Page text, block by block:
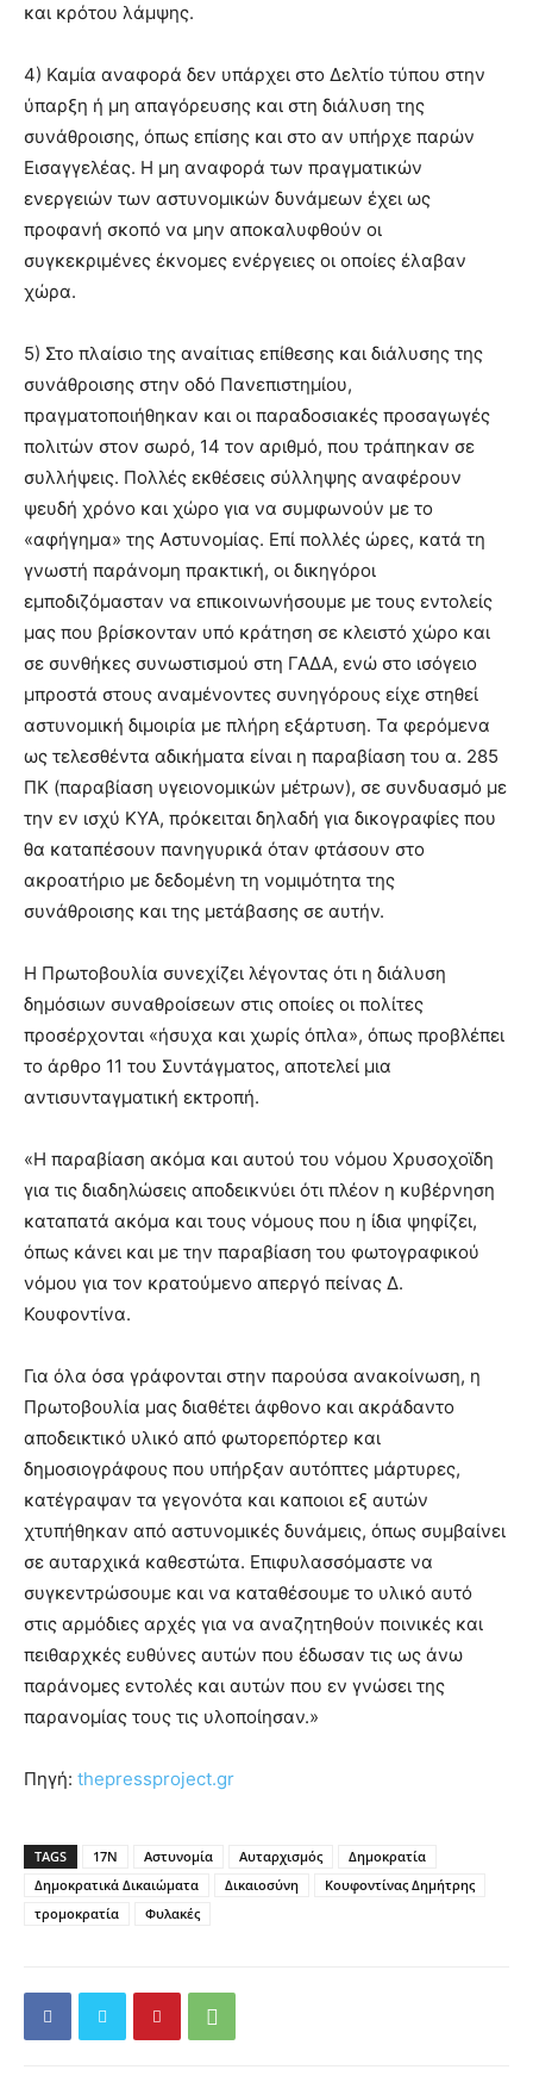
και κρότου λάμψης.
4) Καμία αναφορά δεν υπάρχει στο Δελτίο τύπου στην
ύπαρξη ή μη απαγόρευσης και στη διάλυση της
συνάθροισης, όπως επίσης και στο αν υπήρχε παρών
Εισαγγελέας. Η μη αναφορά των πραγματικών
ενεργειών των αστυνομικών δυνάμεων έχει ως
προφανή σκοπό να μην αποκαλυφθούν οι
συγκεκριμένες έκνομες ενέργειες οι οποίες έλαβαν
χώρα.
5) Στο πλαίσιο της αναίτιας επίθεσης και διάλυσης της
συνάθροισης στην οδό Πανεπιστημίου,
πραγματοποιήθηκαν και οι παραδοσιακές προσαγωγές
πολιτών στον σωρό, 14 τον αριθμό, που τράπηκαν σε
συλλήψεις. Πολλές εκθέσεις σύλληψης αναφέρουν
ψευδή χρόνο και χώρο για να συμφωνούν με το
«αφήγημα» της Αστυνομίας. Επί πολλές ώρες, κατά τη
γνωστή παράνομη πρακτική, οι δικηγόροι
εμποδιζόμασταν να επικοινωνήσουμε με τους εντολείς
μας που βρίσκονταν υπό κράτηση σε κλειστό χώρο και
σε συνθήκες συνωστισμού στη ΓΑΔΑ, ενώ στο ισόγειο
μπροστά στους αναμένοντες συνηγόρους είχε στηθεί
αστυνομική διμοιρία με πλήρη εξάρτυση. Τα φερόμενα
ως τελεσθέντα αδικήματα είναι η παραβίαση του α. 285
ΠΚ (παραβίαση υγειονομικών μέτρων), σε συνδυασμό με
την εν ισχύ ΚΥΑ, πρόκειται δηλαδή για δικογραφίες που
θα καταπέσουν πανηγυρικά όταν φτάσουν στο
ακροατήριο με δεδομένη τη νομιμότητα της
συνάθροισης και της μετάβασης σε αυτήν.
Η Πρωτοβουλία συνεχίζει λέγοντας ότι η διάλυση
δημόσιων συναθροίσεων στις οποίες οι πολίτες
προσέρχονται «ήσυχα και χωρίς όπλα», όπως προβλέπει
το άρθρο 11 του Συντάγματος, αποτελεί μια
αντισυνταγματική εκτροπή.
«Η παραβίαση ακόμα και αυτού του νόμου Χρυσοχοϊδη
για τις διαδηλώσεις αποδεικνύει ότι πλέον η κυβέρνηση
καταπατά ακόμα και τους νόμους που η ίδια ψηφίζει,
όπως κάνει και με την παραβίαση του φωτογραφικού
νόμου για τον κρατούμενο απεργό πείνας Δ.
Κουφοντίνα.
Για όλα όσα γράφονται στην παρούσα ανακοίνωση, η
Πρωτοβουλία μας διαθέτει άφθονο και ακράδαντο
αποδεικτικό υλικό από φωτορεπόρτερ και
δημοσιογράφους που υπήρξαν αυτόπτες μάρτυρες,
κατέγραψαν τα γεγονότα και καποιοι εξ αυτών
χτυπήθηκαν από αστυνομικές δυνάμεις, όπως συμβαίνει
σε αυταρχικά καθεστώτα. Επιφυλασσόμαστε να
συγκεντρώσουμε και να καταθέσουμε το υλικό αυτό
στις αρμόδιες αρχές για να αναζητηθούν ποινικές και
πειθαρχκές ευθύνες αυτών που έδωσαν τις ως άνω
παράνομες εντολές και αυτών που εν γνώσει της
παρανομίας τους τις υλοποίησαν.»
Πηγή: thepressproject.gr
TAGS 17Ν Αστυνομία Αυταρχισμός
Δημοκρατία
Δημοκρατικά Δικαιώματα
Δικαιοσύνη
Κουφοντίνας Δημήτρης
τρομοκρατία
Φυλακές